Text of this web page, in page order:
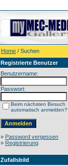
Home / Suchen
Registrierte Benutzer
Benutzername:
Passwort:
Beim nächsten Besuch
automatisch anmelden?
» Password vergessen
» Registrierung
Zufallsbild